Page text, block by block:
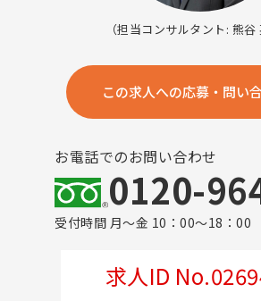
（担当コンサルタント: 熊谷
この求人への応募・問い
お電話でのお問い合わせ
0120-
受付時間 月～金 10：00～18：00
求人ID